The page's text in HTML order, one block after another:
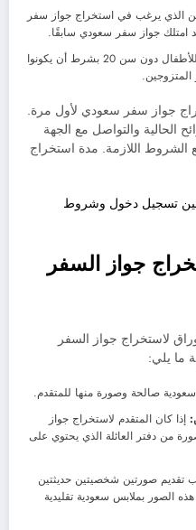
الذي يرغب في استخراج جواز سفر
امتلك جواز سفر سعودي سابقًا.
يمكن استخراج جواز سفر للأطفال دون سن 20 بشرط أن يكونوا
المتزوجين.
جواز سفر سعودي لأول مرة.
الحالية والتواصل مع الجهة
الشروط اللازمة. مدة استخراج
تسجيل دخول وشروط
جواز السفر
لاستخراج جواز السفر
ما يلي:
صالحة وصورة منها للمتقدم.
إذا كان المتقدم لاستخراج جواز
من دفتر العائلة الذي يحتوي على
تقديم صورتين شخصيتين حديثتين
هذه الصور بملابس سعودية تقليدية